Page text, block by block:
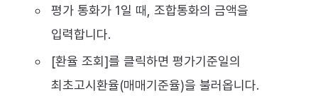
평가 통화가 1일 때, 조합통화의 금액을
입력합니다.
[환율 조회]를 클릭하면 평가기준일의
최초고시환율(매매기준율)을 불러옵니다.